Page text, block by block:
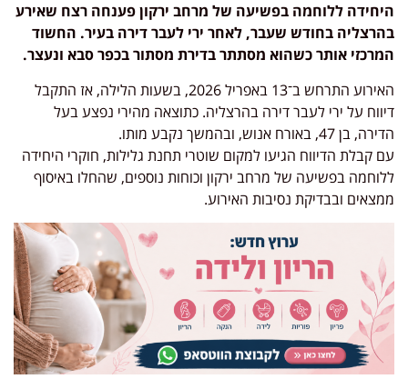
היחידה ללוחמה בפשיעה של מרחב ירקון פענחה רצח שאירע
בהרצליה בחודש שעבר, לאחר ירי לעבר דירה בעיר. החשוד
המרכזי אותר כשהוא מסתתר בדירת מסתור בכפר סבא ונעצר.
האירוע התרחש ב־13 באפריל 2026, בשעות הלילה, אז התקבל
דיווח על ירי לעבר דירה בהרצליה. כתוצאה מהירי נפצע בעל
הדירה, בן 47, באורח אנוש, ובהמשך נקבע מותו.
עם קבלת הדיווח הגיעו למקום שוטרי תחנת גלילות, חוקרי היחידה
ללוחמה בפשיעה של מרחב ירקון וכוחות נוספים, שהחלו באיסוף
ממצאים ובבדיקת נסיבות האירוע.